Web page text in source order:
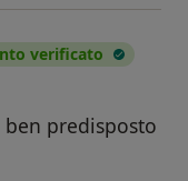
verificato
predisposto